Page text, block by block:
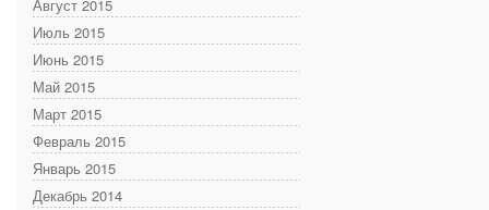
Август 2015
Июль 2015
Июнь 2015
Май 2015
Март 2015
Февраль 2015
Январь 2015
Декабрь 2014